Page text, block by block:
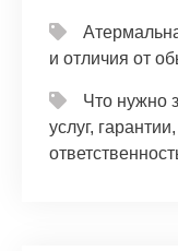
и отличия от
Что нужно
услуг,